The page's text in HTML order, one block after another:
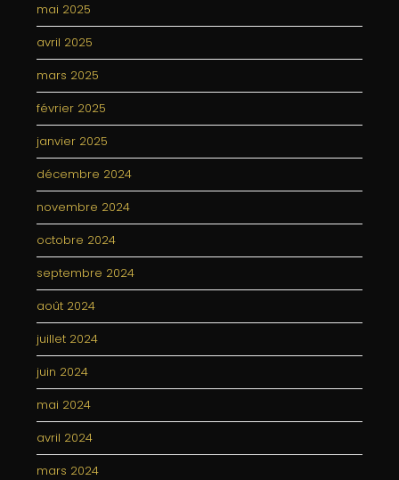
mai 2025
avril 2025
mars 2025
février 2025
janvier 2025
décembre 2024
novembre 2024
octobre 2024
septembre 2024
août 2024
juillet 2024
juin 2024
mai 2024
avril 2024
mars 2024